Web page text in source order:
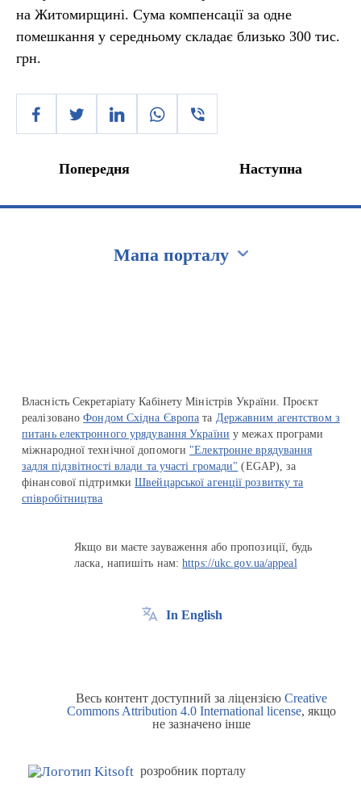
на Житомирщині. Сума компенсації за одне
помешкання у середньому складає близько 300 тис.
грн.
Попередня Наступна
Мапа порталу
Власність Секретаріату Кабінету Міністрів України. Проєкт
реалізованоФондом Східна Європа та Державним агентством з
питань електронного урядування України у межах програми
міжнародної технічної допомоги "Електронне врядування
задля підзвітності влади та участі громади" (EGAP), за
фінансової підтримкиШвейцарської агенції розвитку та
співробітництва
Якщо ви маєте зауваження або пропозиції, будь
ласка, напишіть нам:https://ukc.gov.ua/appeal
In English
Весь контент доступний за ліцензією Creative
Commons Attribution 4.0 International license, якщо
не зазначено інше
розробник порталу